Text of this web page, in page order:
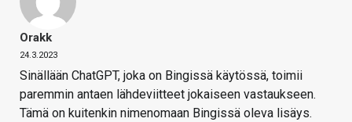
Orakk
24.3.2023
Sinällään ChatGPT, joka on Bingissä käytössä, toimii
paremmin antaen lähdeviitteet jokaiseen vastaukseen.
Tämä on kuitenkin nimenomaan Bingissä oleva lisäys.